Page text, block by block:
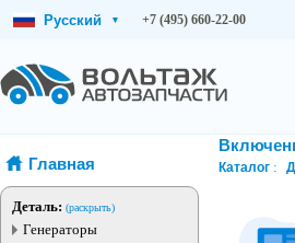
Русский ▾ +7 (495) 660-22-00
Главная
Деталь: (раскрыть)
Генераторы
Каталог